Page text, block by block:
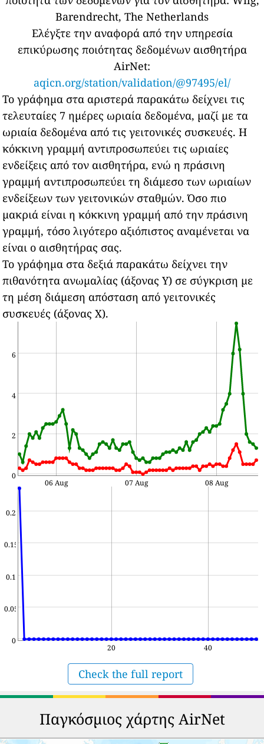
Barendrecht, The Netherlands
Ελέγξτε την αναφορά από την υπηρεσία
επικύρωσης ποιότητας δεδομένων αισθητήρα
AirNet:
aqicn.org/station/validation/@97495/el/
Το γράφημα στα αριστερά παρακάτω δείχνει τις
τελευταίες 7 ημέρες ωριαία δεδομένα, μαζί με τα
ωριαία δεδομένα από τις γειτονικές συσκευές. Η
κόκκινη γραμμή αντιπροσωπεύει τις ωριαίες
ενδείξεις από τον αισθητήρα, ενώ η πράσινη
γραμμή αντιπροσωπεύει τη διάμεσο των ωριαίων
ενδείξεων των γειτονικών σταθμών. Όσο πιο
μακριά είναι η κόκκινη γραμμή από την πράσινη
γραμμή, τόσο λιγότερο αξιόπιστος αναμένεται να
είναι ο αισθητήρας σας.
Το γράφημα στα δεξιά παρακάτω δείχνει την
πιθανότητα ανωμαλίας (άξονας Υ) σε σύγκριση με
τη μέση διάμεση απόσταση από γειτονικές
συσκευές (άξονας Χ).
0
2
4
6
06 Aug 07 Aug 08 Aug
0
0.05
0.1
0.15
0.2
20 40
Check the full report
Παγκόσμιος χάρτης AirNet